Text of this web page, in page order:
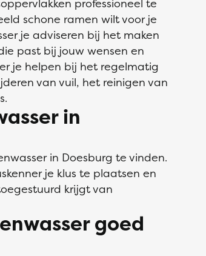
professioneel te
schone ramen wilt voor je
je adviseren bij het maken
past bij jouw wensen en
je helpen bij het regelmatig
van vuil, het reinigen van
in
in Doesburg te vinden.
je klus te plaatsen en
krijgt van
goed